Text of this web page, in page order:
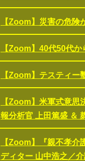
【Zoom】災害の危
【Zoom】40代50代
【Zoom】テスティ
【Zoom】米軍式意
報分析官 上田篤盛 ＆
【Zoom】『親不孝
ディター 山中浩之／